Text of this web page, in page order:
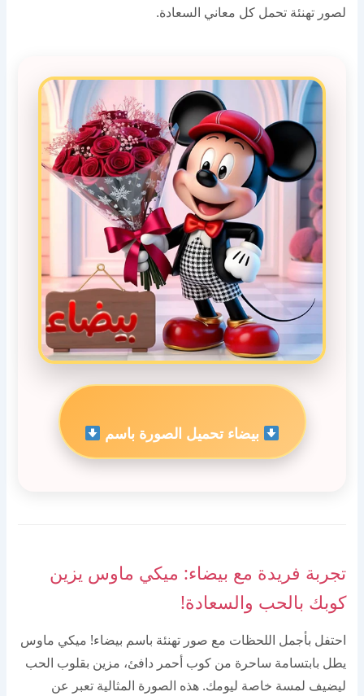
لصور تهنئة تحمل كل معاني السعادة.
بيضاء تحميل الصورة باسم
تجربة فريدة مع بيضاء: ميكي ماوس يزين
كوبك بالحب والسعادة!
احتفل بأجمل اللحظات مع صور تهنئة باسم بيضاء! ميكي ماوس
يطل بابتسامة ساحرة من كوب أحمر دافئ، مزين بقلوب الحب
ليضيف لمسة خاصة ليومك. هذه الصورة المثالية تعبر عن